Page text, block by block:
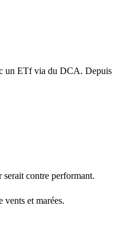
un ETf via du DCA. Depuis
serait contre performant.
et marées.